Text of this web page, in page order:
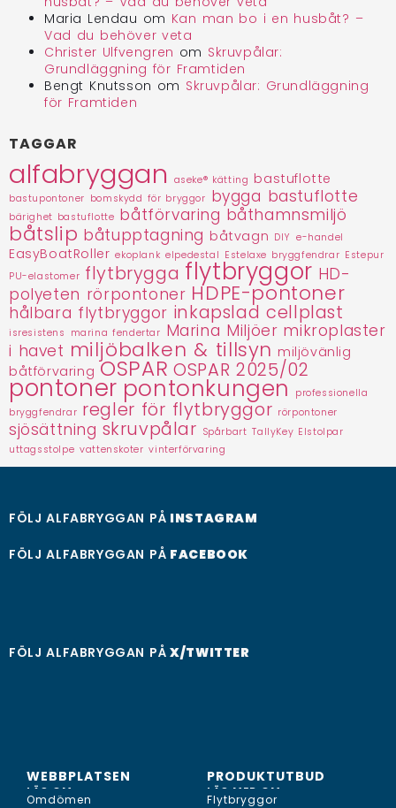
Maria Lendau om Kan man bo i en husbåt? –
Vad du behöver veta
Christer Ulfvengren om Skruvpålar:
Grundläggning för Framtiden
Bengt Knutsson om Skruvpålar: Grundläggning
för Framtiden
TAGGAR
alfabryggan aseke® kätting bastuflotte
bastupontoner bomskydd för bryggor bygga bastuflotte
bärighet bastuflotte båtförvaring båthamnsmiljö
båtslip båtupptagning båtvagn DIY e-handel
EasyBoatRoller ekoplank elpedestal Estelaxe bryggfendrar Estepur
PU-elastomer flytbrygga flytbryggor HD-
polyeten rörpontoner HDPE-pontoner
hålbara flytbryggor inkapslad cellplast
isresistens marina fendertar Marina Miljöer mikroplaster
i havet miljöbalken & tillsyn miljövänlig
båtförvaring OSPAR OSPAR 2025/02
pontoner pontonkungen
professionella
bryggfendrar regler för flytbryggor rörpontoner
sjösättning skruvpålar Spårbart TallyKey Elstolpar
uttagsstolpe vattenskoter vinterförvaring
FÖLJ ALFABRYGGAN PÅ INSTAGRAM
FÖLJ ALFABRYGGAN PÅ FACEBOOK
FÖLJ ALFABRYGGAN PÅ X/TWITTER
WEBBPLATSEN
LÄS OM...
Omdömen
PRODUKTUTBUD
LÄS MER OM...
Flytbryggor